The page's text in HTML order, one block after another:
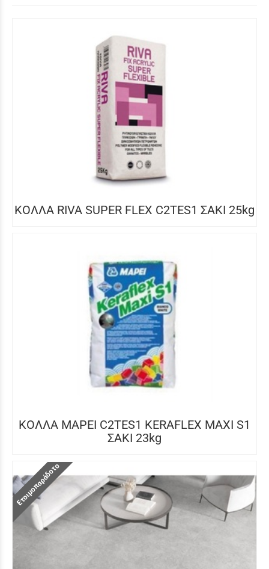
ΚΟΛΛΑ RIVA SUPER FLEX C2TES1 ΣΑΚΙ 25kg
ΚΟΛΛΑ MAPEI C2TES1 KERAFLEX MAXI S1
ΣΑΚΙ 23kg
Ετοιμοπαράδοτο